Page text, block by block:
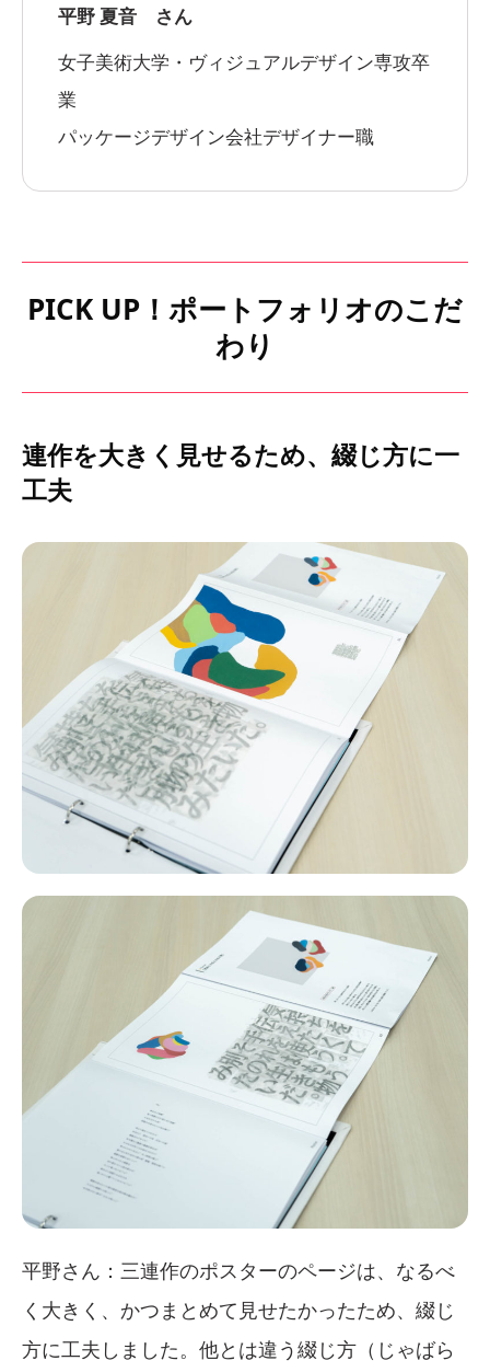
平野 夏音 さん
女子美術大学・ヴィジュアルデザイン専攻卒
業
パッケージデザイン会社デザイナー職
PICK UP！ポートフォリオのこだ
わり
連作を大きく見せるため、綴じ方に一
工夫
平野さん：三連作のポスターのページは、なるべ
く大きく、かつまとめて見せたかったため、綴じ
方に工夫しました。他とは違う綴じ方（じゃばら